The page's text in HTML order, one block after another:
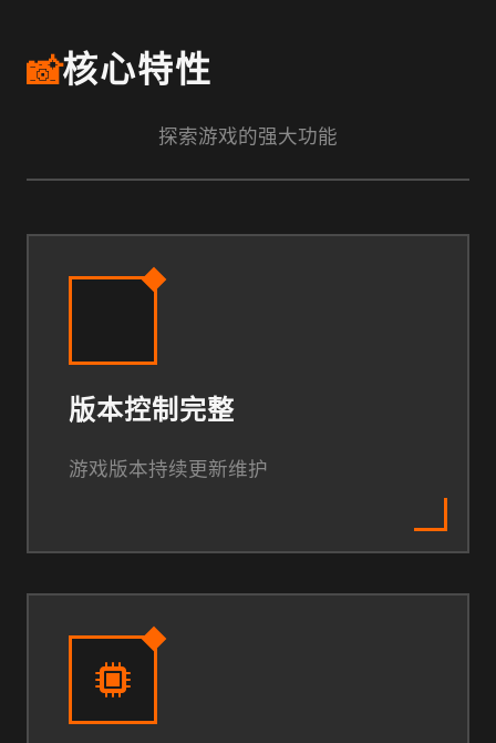
📸核心特性
探索游戏的强大功能
版本控制完整
游戏版本持续更新维护